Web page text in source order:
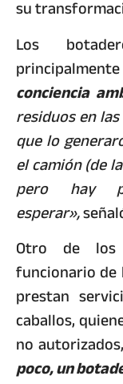
su
Los
conciencia
residuos en
que lo
el camión (de
pero hay
esperar»,
Otro de los
funcionario de
prestan
caballos,
no autorizados,
poco, un